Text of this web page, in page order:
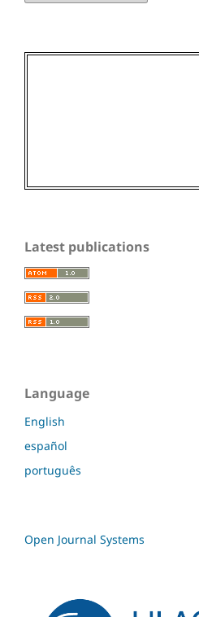
Latest publications
Language
English
español
português
Open Journal Systems